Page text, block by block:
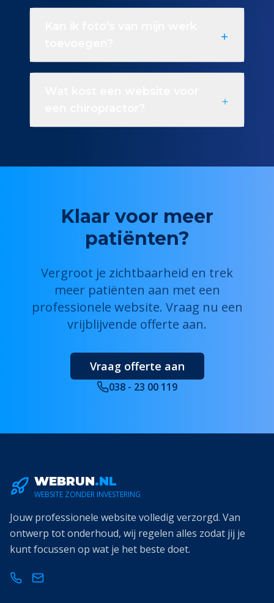
Klaar voor meer
patiënten?
Vergroot je zichtbaarheid en trek
meer patiënten aan met een
professionele website. Vraag nu een
vrijblijvende offerte aan.
Vraag offerte aan
038 - 23 00 119
WEBRUN.NL
WEBSITE ZONDER INVESTERING
Jouw professionele website volledig verzorgd. Van
ontwerp tot onderhoud, wij regelen alles zodat jij je
kunt focussen op wat je het beste doet.